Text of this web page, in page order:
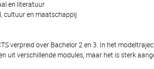
en literatuur
cultuur en maatschappij
verpreid over Bachelor 2 en 3. In het
uit verschillende modules, maar het is sterk